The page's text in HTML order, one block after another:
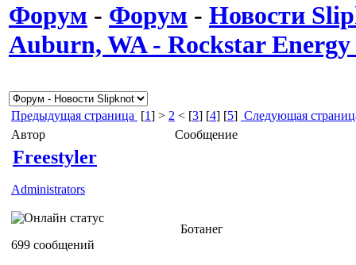
Форум - Форум - Новости
Auburn, WA - Rockstar Energy
Предыдущая страница [1] > 2 < [3] [4] [5] Следующая
Автор
Сообщение
Freestyler
Administrators
699 сообщений
Ботанег